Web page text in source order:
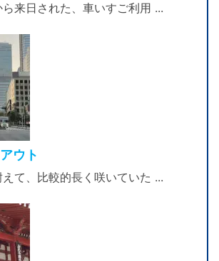
来日された、車いすご利用 ...
ウト
て、比較的長く咲いていた ...